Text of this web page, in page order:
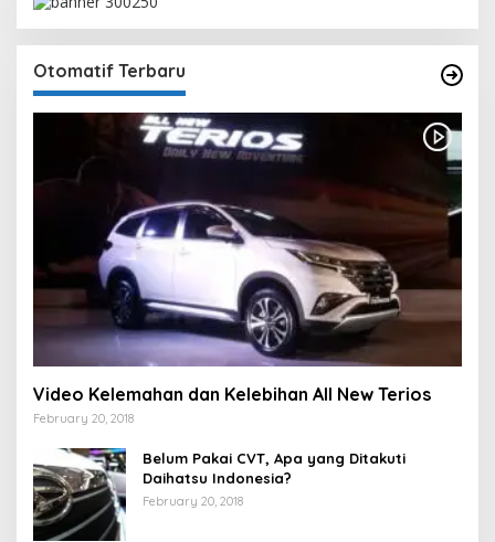
Otomatif Terbaru
Video Kelemahan dan Kelebihan All New Terios
February 20, 2018
Belum Pakai CVT, Apa yang Ditakuti
Daihatsu Indonesia?
February 20, 2018